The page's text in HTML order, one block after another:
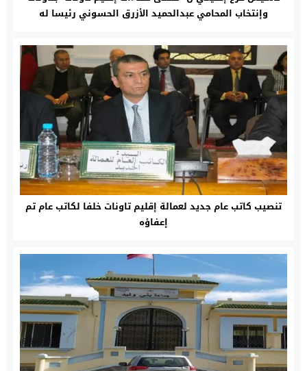
وإنتخاب المحامي عبدالحميد الأزرق الحسوني رئيسا له
تنصيب كاتب عام جديد لعمالة إقليم تاونات خلفا لكاتب عام تم
إعفاؤه